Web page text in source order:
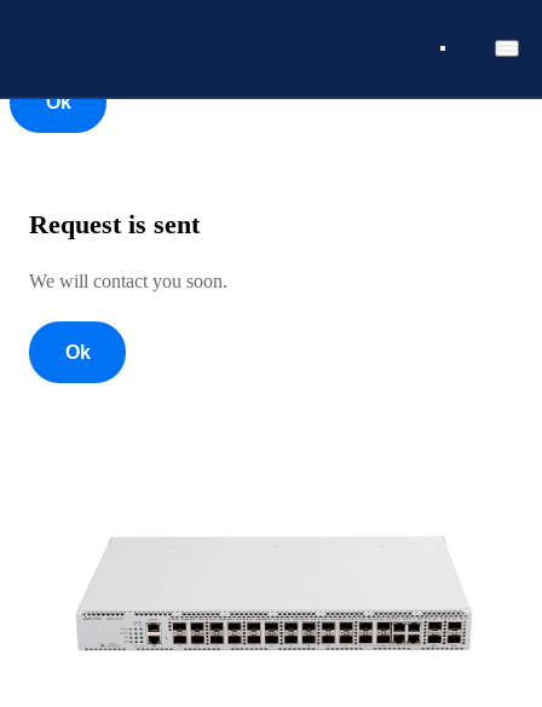
Ok
Request is sent
We will contact you soon.
Ok